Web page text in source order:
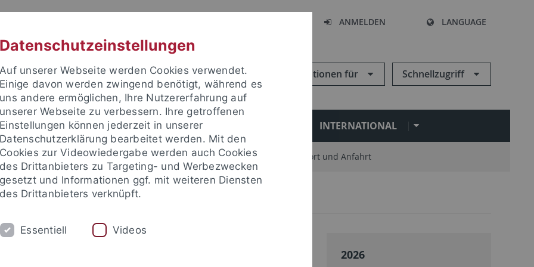
ANMELDEN LANGUAGE
Informationen für Schnellzugriff
STUDIUM FORSCHUNG EINRICHTUNGEN INTERNATIONAL
und Publikationen Campusleben Im Dialog Karriere Standort und Anfahrt
und Publikationen Pressemitteilungen
- Archiv 2026
Datenschutzeinstellungen
Auf unserer Webseite werden Cookies verwendet.
Einige davon werden zwingend benötigt, während es
uns andere ermöglichen, Ihre Nutzererfahrung auf
unserer Webseite zu verbessern. Ihre getroffenen
Einstellungen können jederzeit in unserer
Datenschutzerklärung bearbeitet werden. Mit den
Cookies zur Videowiedergabe werden auch Cookies
des Drittanbieters zu Targeting- und Werbezwecken
gesetzt und Informationen ggf. mit weiteren Diensten
des Drittanbieters verknüpft.
Essentiell Videos